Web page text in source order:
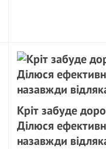
Кріт забуде
Ділюся
назавжди